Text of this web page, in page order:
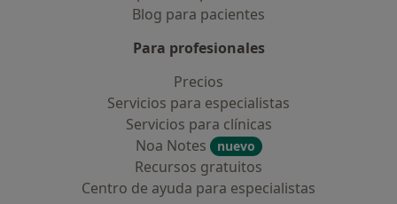
Blog para pacientes
Para profesionales
Precios
Servicios para especialistas
Servicios para clínicas
Noa Notes
nuevo
Recursos gratuitos
Centro de ayuda para especialistas